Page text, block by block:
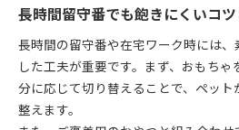
長時間留守番でも飽きにくいコ
長時間の留守番や在宅ワーク時には
した工夫が重要です。まず、おもち
分に応じて切り替えることで、ペッ
整えます。